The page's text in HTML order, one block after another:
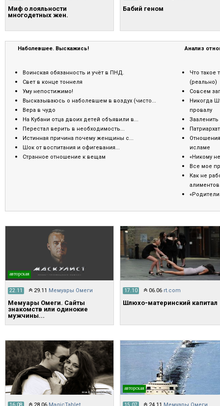
Миф о лояльности
многодетных жен.
Бабий геном
Наболевшее. Выскажись!
Воинская обязанность и учёт в ПНД.
Свет в конце тоннеля
Уму непостижимо!
Высказываюсь о наболевшем в воздух (чисто...
Вера в чудо
На Кубани отца двоих детей объявили в...
Перестал верить в необходимость...
Истинная причина почему женщины с...
Шок от воспитания и офигевания...
Странное отношение к вещам
Анализ
Что такое
(реально)
Совсем
Никогда
провалу
исламе
«Никому
Все мое
Как не
алиментов
авторская
22.11 29.11 Мемуары Омеги
Мемуары Омеги. Сайты
знакомств или одинокие
мужчины...
17.10 06.06 rt.com
Шлюхо-материнский капитал
16.08
авторская
15.07